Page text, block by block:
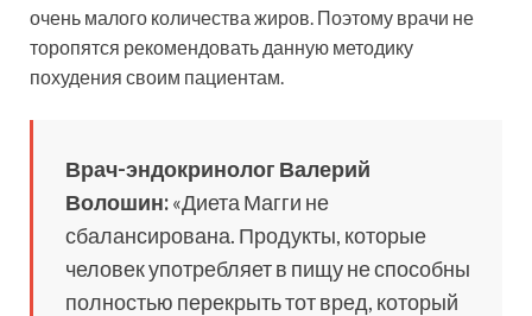
очень малого количества жиров. Поэтому врачи не
торопятся рекомендовать данную методику
похудения своим пациентам.
Врач-эндокринолог Валерий
Волошин:«Диета Магги не
сбалансирована. Продукты, которые
человек употребляет в пищу не способны
полностью перекрыть тот вред, который